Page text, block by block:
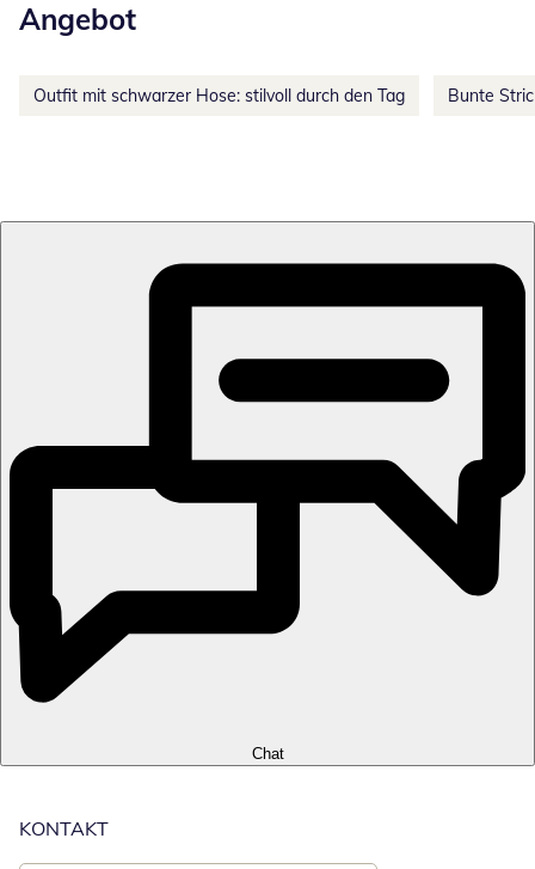
Angebot
Outfit mit schwarzer Hose: stilvoll durch den Tag Bunte
Chat
KONTAKT